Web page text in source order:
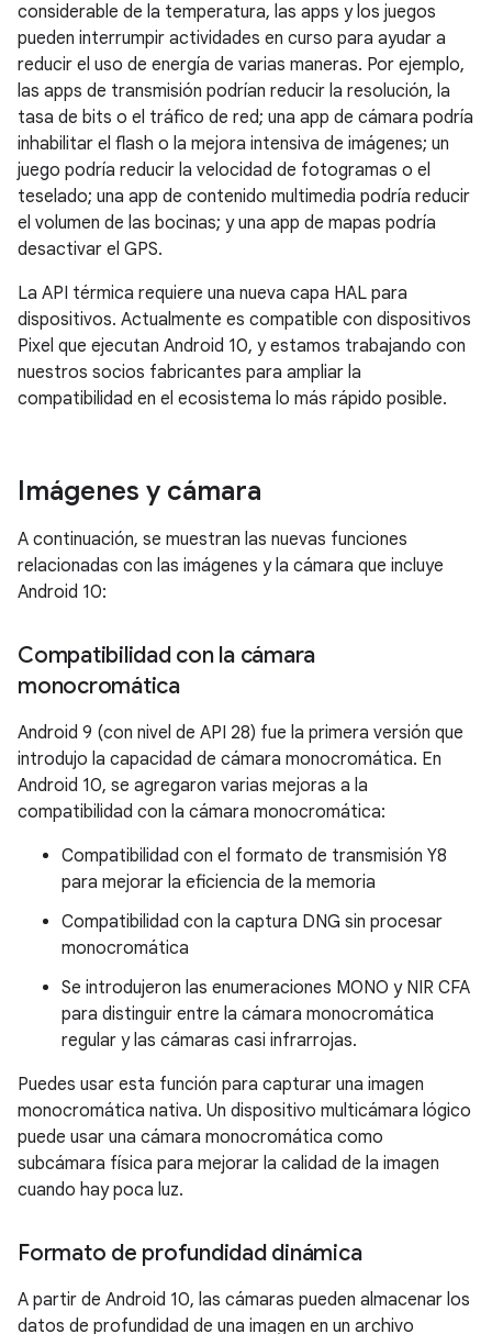
considerable de la temperatura, las apps y los juegos
pueden interrumpir actividades en curso para ayudar a
reducir el uso de energía de varias maneras. Por ejemplo,
las apps de transmisión podrían reducir la resolución, la
tasa de bits o el tráfico de red; una app de cámara podría
inhabilitar el flash o la mejora intensiva de imágenes; un
juego podría reducir la velocidad de fotogramas o el
teselado; una app de contenido multimedia podría reducir
el volumen de las bocinas; y una app de mapas podría
desactivar el GPS.
La API térmica requiere una nueva capa HAL para
dispositivos. Actualmente es compatible con dispositivos
Pixel que ejecutan Android 10, y estamos trabajando con
nuestros socios fabricantes para ampliar la
compatibilidad en el ecosistema lo más rápido posible.
Imágenes y cámara
A continuación, se muestran las nuevas funciones
relacionadas con las imágenes y la cámara que incluye
Android 10:
Compatibilidad con la cámara
monocromática
Android 9 (con nivel de API 28) fue la primera versión que
introdujo la capacidad de cámara monocromática. En
Android 10, se agregaron varias mejoras a la
compatibilidad con la cámara monocromática:
Compatibilidad con el formato de transmisión Y8
para mejorar la eficiencia de la memoria
Compatibilidad con la captura DNG sin procesar
monocromática
Se introdujeron las enumeraciones MONO y NIR CFA
para distinguir entre la cámara monocromática
regular y las cámaras casi infrarrojas.
Puedes usar esta función para capturar una imagen
monocromática nativa. Un dispositivo multicámara lógico
puede usar una cámara monocromática como
subcámara física para mejorar la calidad de la imagen
cuando hay poca luz.
Formato de profundidad dinámica
A partir de Android 10, las cámaras pueden almacenar los
datos de profundidad de una imagen en un archivo